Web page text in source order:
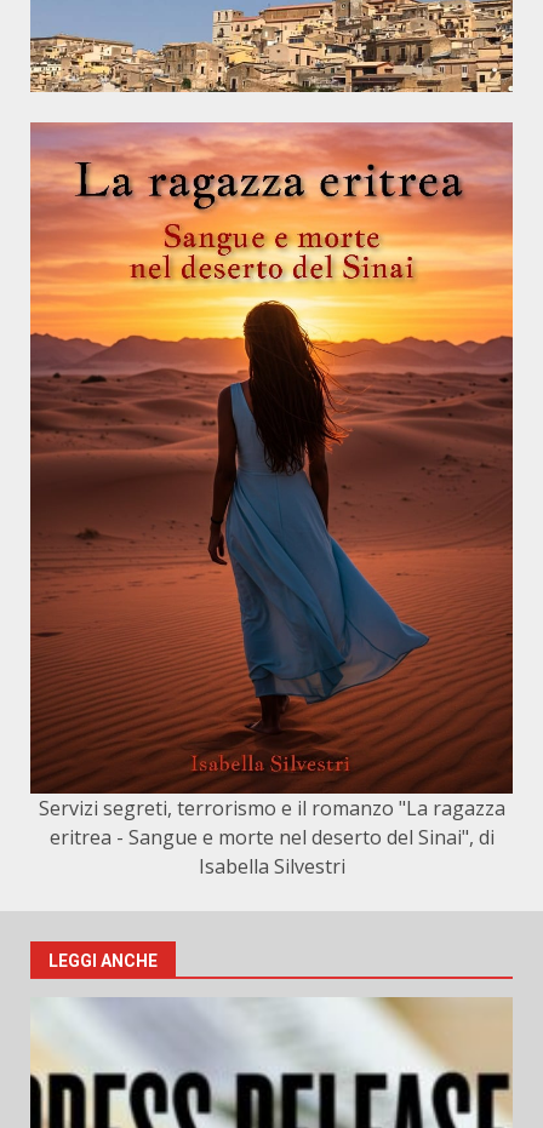
Servizi segreti, terrorismo e il romanzo "La ragazza
eritrea - Sangue e morte nel deserto del Sinai", di
Isabella Silvestri
LEGGI ANCHE